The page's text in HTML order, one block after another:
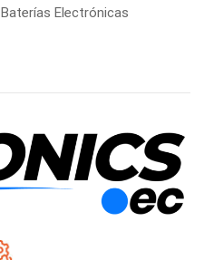
Baterías Electrónicas